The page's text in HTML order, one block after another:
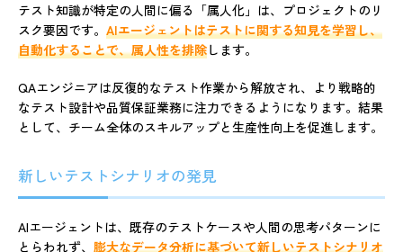
テスト知識が特定の人間に偏る「属人化」は、プロジェクトのリ
スク要因です。 AIエージェントはテストに関する知見を学習し、
自動化することで、属人性を排除します。
QAエンジニアは反復的なテスト作業から解放され、より戦略的
なテスト設計や品質保証業務に注力できるようになります。結果
として、チーム全体のスキルアップと生産性向上を促進します。
新しいテストシナリオの発見
AIエージェントは、既存のテストケースや人間の思考パターンに
とらわれず、 膨大なデータ分析に基づいて新しいテストシナリオ